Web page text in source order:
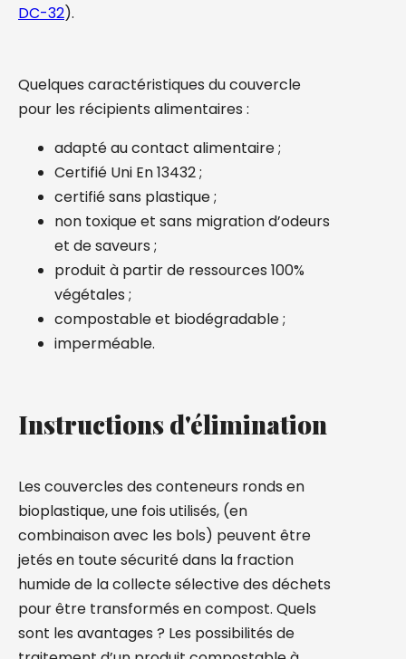
DC-32).
Quelques caractéristiques du couvercle
pour les récipients alimentaires :
adapté au contact alimentaire ;
Certifié Uni En 13432 ;
certifié sans plastique ;
non toxique et sans migration d’odeurs
et de saveurs ;
produit à partir de ressources 100%
végétales ;
compostable et biodégradable ;
imperméable.
Instructions d'élimination
Les couvercles des conteneurs ronds en
bioplastique, une fois utilisés, (en
combinaison avec les bols) peuvent être
jetés en toute sécurité dans la fraction
humide de la collecte sélective des déchets
pour être transformés en compost. Quels
sont les avantages ? Les possibilités de